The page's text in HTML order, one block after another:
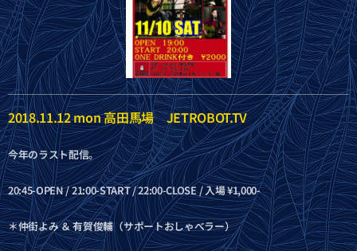
2018.11.12 mon 高田馬場 JETROBOT.TV
今年のラスト配信。
20:45-OPEN / 21:00-START / 22:00-CLOSE / 入場 ¥1,000-
＊仲街よみ ＆ 有賀俊輔（サポートおしゃべラー）